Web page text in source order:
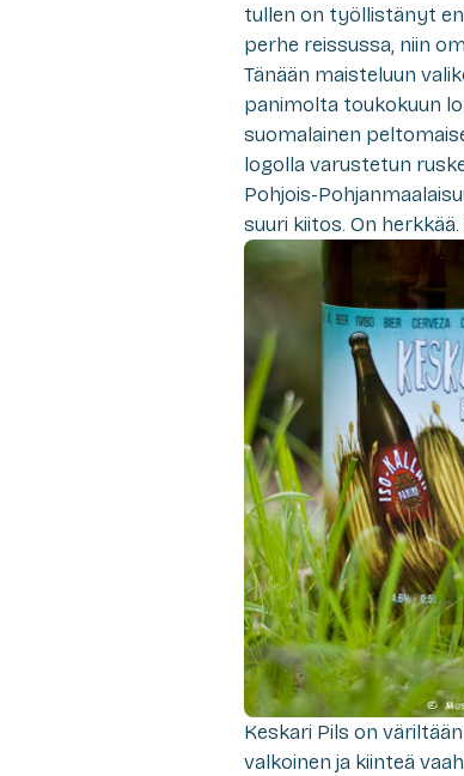
tullen on työllistänyt
perhe reissussa, niin
Tänään maisteluun
panimolta toukokuun
suomalainen
logolla varustetun
Pohjois-
suuri kiitos. On herkkää.
Keskari Pils on
valkoinen ja kiinteä